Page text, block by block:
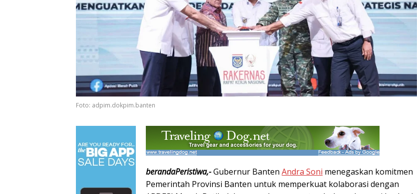
Foto: adpim.dokpim.banten
berandaPeristiwa,-Gubernur Banten Andra Soni menegaskan komitmen
Pemerintah Provinsi Banten untuk memperkuat kolaborasi dengan